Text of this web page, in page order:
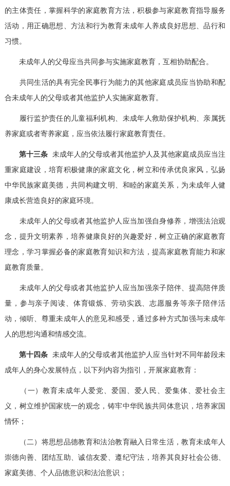
的主体责任，掌握科学的家庭教育方法，积极参与家庭教育指导服务
活动，用正确思想、方法和行为教育未成年人养成良好思想、品行和
习惯。
未成年人的父母应当共同参与实施家庭教育，互相协助配合。
共同生活的具有完全民事行为能力的其他家庭成员应当协助和配
合未成年人的父母或者其他监护人实施家庭教育。
履行监护责任的儿童福利机构、未成年人救助保护机构、亲属抚
养家庭或者寄养家庭，应当依法履行家庭教育责任。
第十三条 未成年人的父母或者其他监护人及其他家庭成员应当注
重家庭建设，培育积极健康的家庭文化，树立和传承优良家风，弘扬
中华民族家庭美德，共同构建文明、和睦的家庭关系，为未成年人健
康成长营造良好的家庭环境。
未成年人的父母或者其他监护人应当加强自身修养，增强法治观
念，提升文明素养，培养健康良好的兴趣爱好，树立正确的家庭教育
理念，学习掌握必备的家庭教育知识和方法，提高家庭教育能力和家
庭教育质量。
未成年人的父母或者其他监护人应当加强亲子陪伴、提高陪伴质
量，参与亲子阅读、体育锻炼、劳动实践、志愿服务等亲子陪伴活
动，倾听、尊重未成年人的意见和感受，通过多种方式加强与未成年
人的思想沟通和情感交流。
第十四条 未成年人的父母或者其他监护人应当针对不同年龄段未
成年人的身心发展特点，以下列内容为指引，开展家庭教育：
（一）教育未成年人爱党、爱国、爱人民、爱集体、爱社会主
义，树立维护国家统一的观念，铸牢中华民族共同体意识，培养家国
情怀；
（二）将思想品德教育和法治教育融入日常生活，教育未成年人
崇德向善、团结互助、诚信友爱、遵纪守法，培养其良好社会公德、
家庭美德、个人品德意识和法治意识；